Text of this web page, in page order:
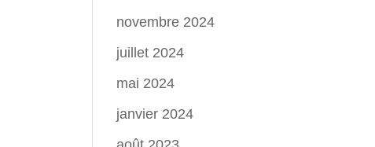
novembre 2024
juillet 2024
mai 2024
janvier 2024